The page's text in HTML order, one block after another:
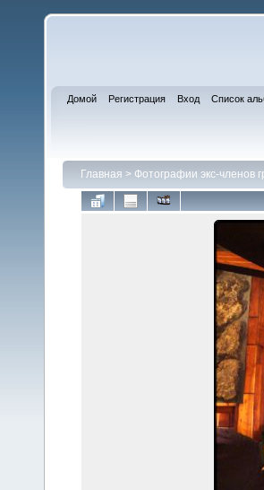
Домой Регистрация Вход Список
Главная > Фотографии экс-членов